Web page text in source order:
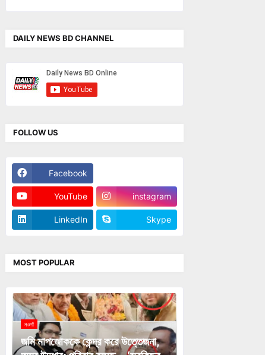
DAILY NEWS BD CHANNEL
FOLLOW US
Facebook
YouTube instagram
LinkedIn Skype
MOST POPULAR
নওগাঁ
জমি মাপজোককে কেন্দ্র করে উত্তেজনা,